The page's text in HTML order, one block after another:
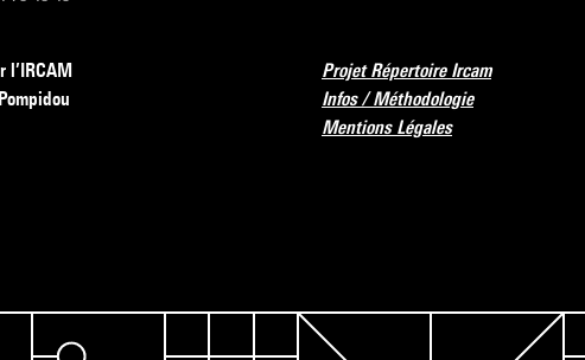
l’IRCAM
Projet Répertoire Ircam
Infos / Méthodologie
Mentions Légales